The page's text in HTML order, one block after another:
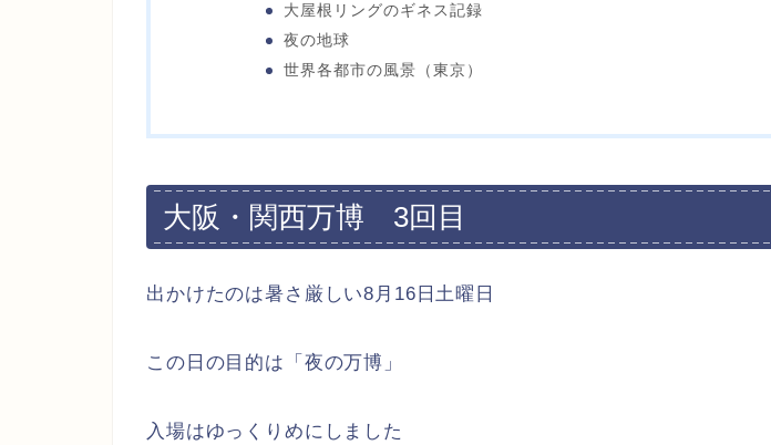
大屋根リングのギネス記録
夜の地球
世界各都市の風景（東京）
大阪・関西万博 3回目
出かけたのは暑さ厳しい8月16日土曜日
この日の目的は「夜の万博」
入場はゆっくりめにしました